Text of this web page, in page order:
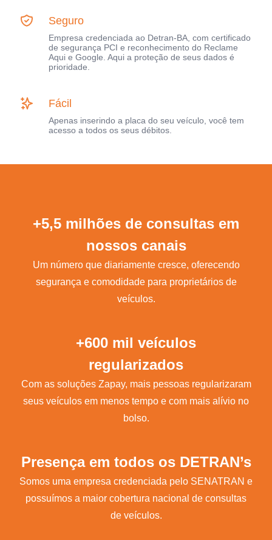
Seguro
Empresa credenciada ao Detran-BA, com certificado
de segurança PCI e reconhecimento do Reclame
Aqui e Google. Aqui a proteção de seus dados é
prioridade.
Fácil
Apenas inserindo a placa do seu veículo, você tem
acesso a todos os seus débitos.
+5,5 milhões de consultas em
nossos canais
Um número que diariamente cresce, oferecendo
segurança e comodidade para proprietários de
veículos.
+600 mil veículos
regularizados
Com as soluções Zapay, mais pessoas regularizaram
seus veículos em menos tempo e com mais alívio no
bolso.
Presença em todos os DETRAN’s
Somos uma empresa credenciada pelo SENATRAN e
possuímos a maior cobertura nacional de consultas
de veículos.